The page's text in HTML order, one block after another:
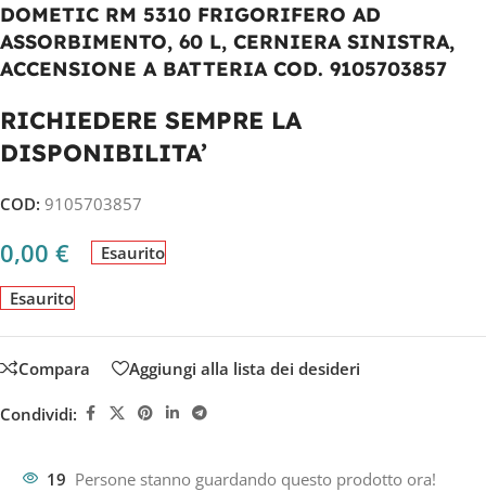
DOMETIC RM 5310 FRIGORIFERO AD
ASSORBIMENTO, 60 L, CERNIERA SINISTRA,
ACCENSIONE A BATTERIA COD. 9105703857
RICHIEDERE SEMPRE LA
DISPONIBILITA’
COD: 9105703857
0,00 € Esaurito
Esaurito
Compara Aggiungi alla lista dei desideri
Condividi:
19 Persone stanno guardando questo prodotto ora!